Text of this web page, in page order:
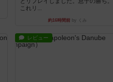
これリ...
約16時間前 by くみ
レビュー